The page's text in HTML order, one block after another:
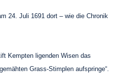
24. Juli 1691 dort – wie die Chronik
Kempten ligenden Wisen das
Grass-Stimplen aufspringe“.